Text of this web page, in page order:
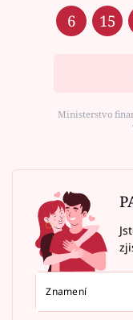
6 15
Ministerstvo